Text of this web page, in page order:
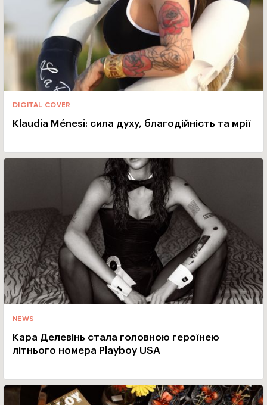
DIGITAL COVER
Klaudia Ménesi: сила духу, благодійність та мрії
NEWS
Кара Делевінь стала головною героїнею
літнього номера Playboy USA